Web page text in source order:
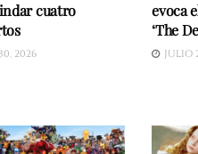
cuatro
2026
evoca
‘The
JULIO